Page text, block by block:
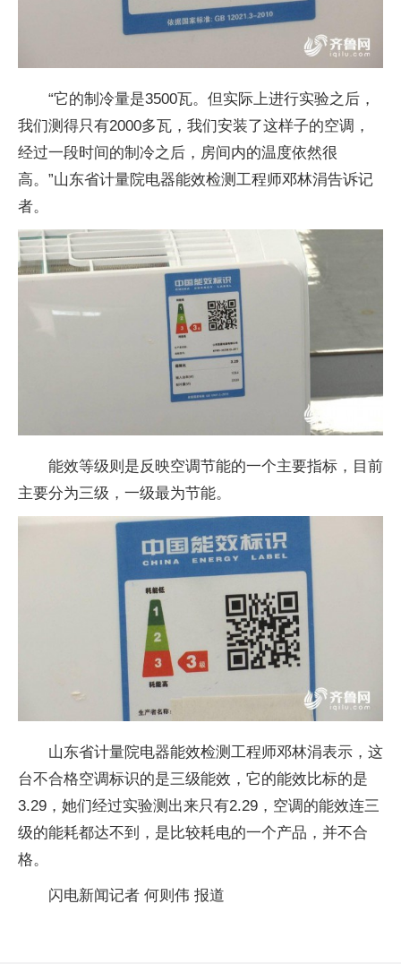
“它的制冷量是3500瓦。但实际上进行实验之后，
我们测得只有2000多瓦，我们安装了这样子的空调，
经过一段时间的制冷之后，房间内的温度依然很
高。”山东省计量院电器能效检测工程师邓林涓告诉记
者。
能效等级则是反映空调节能的一个主要指标，目前
主要分为三级，一级最为节能。
山东省计量院电器能效检测工程师邓林涓表示，这
台不合格空调标识的是三级能效，它的能效比标的是
3.29，她们经过实验测出来只有2.29，空调的能效连三
级的能耗都达不到，是比较耗电的一个产品，并不合
格。
闪电新闻记者 何则伟 报道